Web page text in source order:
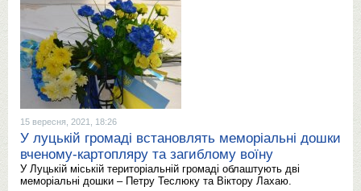
15 вересня, 2021, 18:26
У луцькій громаді встановлять меморіальні дошки
вченому-картопляру та загиблому воїну
У Луцькій міській територіальній громаді облаштують дві
меморіальні дошки – Петру Теслюку та Віктору Лахаю.